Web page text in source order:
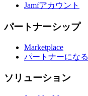
Jamfアカウント
パートナーシップ
Marketplace
パートナーになる
ソリューション